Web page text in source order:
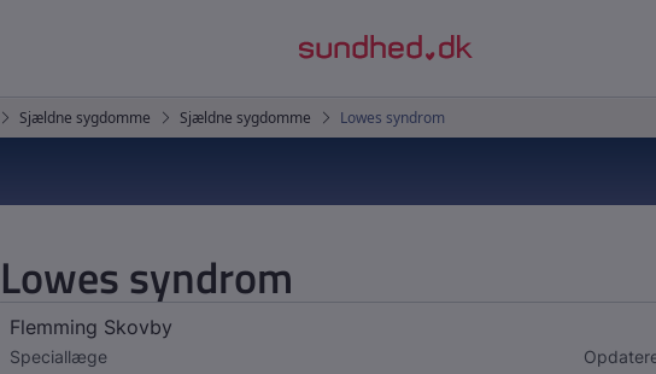
Lowes syndrom
Flemming Skovby
Speciallæge